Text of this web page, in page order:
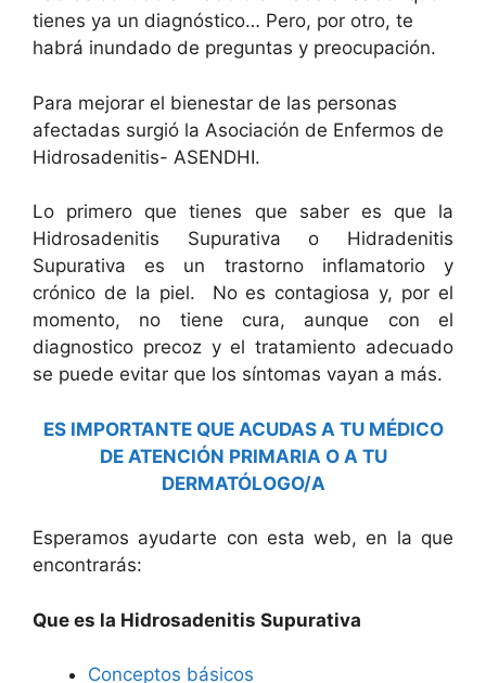
tienes ya un diagnóstico… Pero, por otro, te
habrá inundado de preguntas y preocupación.
Para mejorar el bienestar de las personas
afectadas surgió la Asociación de Enfermos de
Hidrosadenitis- ASENDHI.
Lo primero que tienes que saber es que la
Hidrosadenitis Supurativa o Hidradenitis
Supurativa es un trastorno inflamatorio y
crónico de la piel. No es contagiosa y, por el
momento, no tiene cura, aunque con el
diagnostico precoz y el tratamiento adecuado
se puede evitar que los síntomas vayan a más.
ES IMPORTANTE QUE ACUDAS A TU MÉDICO
DE ATENCIÓN PRIMARIA O A TU
DERMATÓLOGO/A
Esperamos ayudarte con esta web, en la que
encontrarás:
Que es la Hidrosadenitis Supurativa
Conceptos básicos